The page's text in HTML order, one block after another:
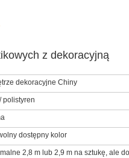
z dekoracyjną
dekoracyjne Chiny
polistyren
dostępny kolor
2,8 m lub 2,9 m na sztukę, ale